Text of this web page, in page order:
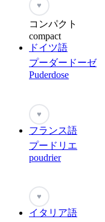
♥
コンパクト
compact
ドイツ語
プーダードーゼ
Puderdose
♥
フランス語
プードリエ
poudrier
♥
イタリア語